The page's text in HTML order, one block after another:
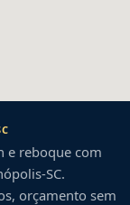
e reboque com
-SC.
orçamento sem